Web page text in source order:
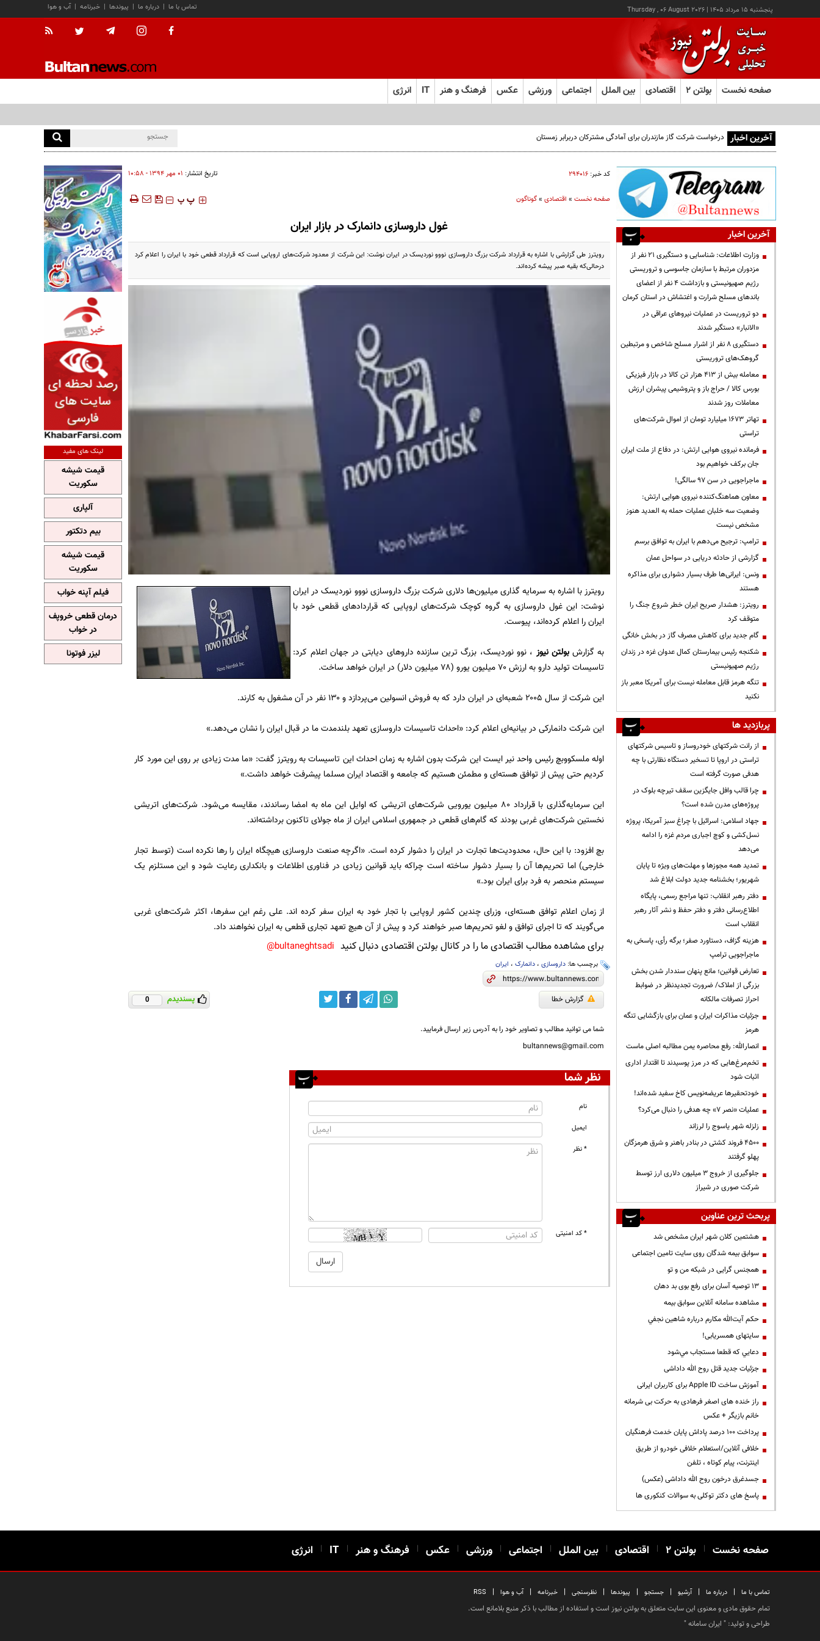
پنجشنبه ۱۵ مرداد ۱۴۰۵ |
Thursday , 06 August 2026 آب و هوا | خبرنامه | پیوندها | درباره ما | تماس با ما
صفحه نخست بولتن ۲ اقتصادی بین الملل اجتماعی ورزشی عکس فرهنگ و هنر IT انرژی
آخرین اخبار درخواست شرکت گاز مازندران برای آمادگی مشترکان دربرابر زمستان
کد خبر: ۲۹۴۰۱۶ تاریخ انتشار: ۰۱ مهر ۱۳۹۴ - ۱۰:۵۸
صفحه نخست» اقتصادی»گوناگون ‍‍‍ پ پ
غول داروسازی دانمارک در بازار ایران
رویترز طی گزارشی با اشاره به قرارداد شرکت بزرگ داروسازی نووو نوردیسک در ایران نوشت: این شرکت از معدود شرکت‌های اروپایی است که قرارداد قطعی خود با ایران را اعلام کرد
درحالی‌که بقیه صبر پیشه کرده‌اند.
رویترز با اشاره به سرمایه گذاری میلیون‌ها دلاری شرکت بزرگ داروسازی نووو نوردیسک در ایران
نوشت: این غول داروسازی به گروه کوچک شرکت‌های اروپایی که قراردادهای قطعی خود با
ایران را اعلام کرده‌اند، پیوست.
به گزارشبولتن نیوز ، نوو نوردیسک، بزرگ ترین سازنده داروهای دیابتی در جهان اعلام کرد:
تاسیسات تولید دارو به ارزش ۷۰ میلیون یورو (۷۸ میلیون دلار) در ایران خواهد ساخت.
این شرکت از سال ۲۰۰۵ شعبه‌ای در ایران دارد که به فروش انسولین می‌پردازد و ۱۳۰ نفر در آن مشغول به کارند.
این شرکت دانمارکی در بیانیه‌ای اعلام کرد: «احداث تاسیسات داروسازی تعهد بلندمدت ما در قبال ایران را نشان می‌دهد.»
اوله ملسکووبچ رئیس واحد نیر ایست این شرکت بدون اشاره به زمان احداث این تاسیسات به رویترز گفت: «ما مدت زیادی بر روی این مورد کار
کردیم حتی پیش از توافق هسته‌ای و مطمئن هستیم که جامعه و اقتصاد ایران مسلما پیشرفت خواهد داشت.»
این سرمایه‌گذاری با قرارداد ۸۰ میلیون یورویی شرکت‌های اتریشی که اوایل این ماه به امضا رساندند، مقایسه می‌شود. شرکت‌های اتریشی
نخستین شرکت‌های غربی بودند که گام‌های قطعی در جمهوری اسلامی ایران از ماه جولای تاکنون برداشته‌اند.
بچ افزود: با این حال، محدودیت‌ها تجارت در ایران را دشوار کرده است. «اگرچه صنعت داروسازی هیچگاه ایران را رها نکرده است (توسط تجار
خارجی) اما تحریم‌ها آن را بسیار دشوار ساخته است چراکه باید قوانین زیادی در فناوری اطلاعات و بانکداری رعایت شود و این مستلزم یک
سیستم منحصر به فرد برای ایران بود.»
از زمان اعلام توافق هسته‌ای، وزرای چندین کشور اروپایی با تجار خود به ایران سفر کرده اند. علی رغم این سفرها، اکثر شرکت‌های غربی
می‌گویند که تا اجرای توافق و لغو تحریم‌ها صبر خواهند کرد و پیش از آن هیچ تعهد تجاری قطعی به ایران نخواهند داد.
برای مشاهده مطالب اقتصادی ما را در کانال بولتن اقتصادی دنبال کنید bultaneghtsadi@
برچسب ها: داروسازی، دانمارک، ایران
گزارش خطا پسندیدم 0
شما می توانید مطالب و تصاویر خود را به آدرس زیر ارسال فرمایید.
bultannews@gmail.com
نظر شما
نام
ایمیل
* نظر
* کد امنیتی
آخرین اخبار
وزارت اطلاعات: شناسایی و دستگیری ۲۱ نفر از
مزدوران مرتبط با سازمان جاسوسی و تروریستی
رژیم صهیونیستی و بازداشت ۴ نفر از اعضای
باندهای مسلح شرارت و اغتشاش در استان کرمان
دو تروریست در عملیات نیروهای عراقی در
«الانبار» دستگیر شدند
دستگیری ۸ نفر از اشرار مسلح شاخص و مرتبطین
گروهک‌های تروریستی
معامله بیش از ۴۱۳ هزار تن کالا در بازار فیزیکی
بورس کالا / حراج باز و پتروشیمی پیشران ارزش
معاملات روز شدند
تهاتر ۱۶۷۳ میلیارد تومان از اموال شرکت‌های
تراستی
فرمانده نیروی هوایی ارتش: در دفاع از ملت ایران
جان برکف خواهیم بود
ماجراجویی در سن ۹۷ سالگی!
معاون هماهنگ‌کننده نیروی هوایی ارتش:
وضعیت سه خلبان عملیات حمله به العدید هنوز
مشخص نیست
ترامپ: ترجیح می‌دهم با ایران به توافق برسم
گزارشی از حادثه دریایی در سواحل عمان
ونس: ایرانی‌ها طرف بسیار دشواری برای مذاکره
هستند
رویترز: هشدار صریح ایران خطر شروع جنگ را
متوقف کرد
گام جدید برای کاهش مصرف گاز در بخش خانگی
شکنجه رئیس بیمارستان کمال عدوان غزه در زندان
رژیم صهیونیستی
تنگه هرمز قابل معامله نیست برای آمریکا معبر باز
نکنید
پربازدید ها
از رانت‌ شرکتهای خودروساز و تاسیس شرکتهای
تراستی در اروپا تا تسخیر دستگاه نظارتی با چه
هدفی صورت گرفته است
چرا قالب وافل جایگزین سقف تیرچه بلوک در
پروژه‌های مدرن شده است؟
جهاد اسلامی: اسرائیل با چراغ سبز آمریکا، پروژه
نسل‌کشی و کوچ اجباری مردم غزه را ادامه
می‌دهد
تمدید همه مجوزها و مهلت‌های ویژه تا پایان
شهریور؛ بخشنامه جدید دولت ابلاغ شد
دفتر رهبر انقلاب: تنها مراجع رسمی، پایگاه
اطلاع‌رسانی دفتر و دفتر حفظ و نشر آثار رهبر
انقلاب است
هزینه گزاف، دستاورد صفر؛ برگه رأی، پاسخی به
ماجراجویی ترامپ
تعارض قوانین؛ مانع پنهان سنددار شدن بخش
بزرگی از املاک/ ضرورت تجدیدنظر در ضوابط
احراز تصرفات مالکانه
جزئیات مذاکرات ایران و عمان برای بازگشایی تنگه
هرمز
انصارالله: رفع محاصره یمن مطالبه اصلی ماست
تخم‌مرغ‌هایی که در مرز پوسیدند تا اقتدار اداری
اثبات شود
خودتحقیرها عریضه‌نویس کاخ سفید شده‌اند!
عملیات «نصر ۷» چه هدفی را دنبال می‌کرد؟
زلزله شهر یاسوج را لرزاند
۴۵۰۰ فروند کشتی در بنادر باهنر و شرق هرمزگان
پهلو گرفتند
جلوگیری از خروج ۳ میلیون دلاری ارز توسط
شرکت صوری در شیراز
پربحث ترین عناوین
هشتمین کلان شهر ایران مشخص شد
سوابق بیمه شدگان روی سایت تامین اجتماعی
همجنس گرایی در شبکه من و تو
13 توصیه آسان برای رفع بوی بد دهان
مشاهده سامانه آنلاين سوابق بیمه
حكم آيت‌الله مكارم درباره شاهين نجفي
سایتهای همسریابی!
دعايي كه قطعا مستجاب مي‌شود
جزئیات جدید قتل روح الله داداشی
آموزش ساخت Apple ID برای کاربران ایرانی
راز خنده های اصغر فرهادی به حرکت بی شرمانه
خانم بازیگر + عکس
پرداخت ۱۰۰ درصد پاداش پایان خدمت فرهنگیان
خلافی آنلاین/استعلام خلافی خودرو از طریق
اینترنت، پیام کوتاه ، تلفن
جسدغرق درخون روح الله داداشی (عکس)
پاسخ های دکتر توکلی به سوالات کنکوری ها
لینک های مفید
قیمت شیشه
سکوریت
آلپاری
بیم دتکتور
قیمت شیشه
سکوریت
فیلم آپنه خواب
درمان قطعی خروپف
در خواب
لیزر فوتونا
صفحه نخست | بولتن ۲ | اقتصادی | بین الملل | اجتماعی | ورزشی | عکس | فرهنگ و هنر |
IT
| انرژی
تماس با ما | درباره ما | آرشیو | جستجو | پیوندها | نظرسنجی | خبرنامه | آب و هوا |
RSS
تمام حقوق مادی و معنوی این سایت متعلق به بولتن نیوز است و استفاده از مطالب با ذکر منبع بلامانع است.
طراحی و تولید: " ایران سامانه"